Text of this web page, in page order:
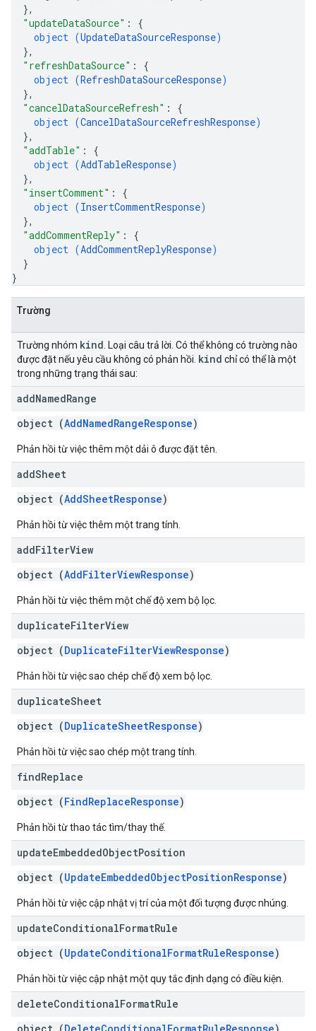
},
"updateDataSource" : {
object (UpdateDataSourceResponse)
},
"refreshDataSource" : {
object (RefreshDataSourceResponse)
},
"cancelDataSourceRefresh" : {
object (CancelDataSourceRefreshResponse)
},
"addTable" : {
object (AddTableResponse)
},
"insertComment" : {
object (InsertCommentResponse)
},
"addCommentReply" : {
object (AddCommentReplyResponse)
}
}
Trường
Trường nhóm kind . Loại câu trả lời. Có thể không có trường nào
được đặt nếu yêu cầu không có phản hồi. kind chỉ có thể là một
trong những trạng thái sau:
addNamedRange
object (AddNamedRangeResponse)
Phản hồi từ việc thêm một dải ô được đặt tên.
addSheet
object (AddSheetResponse)
Phản hồi từ việc thêm một trang tính.
addFilterView
object (AddFilterViewResponse)
Phản hồi từ việc thêm một chế độ xem bộ lọc.
duplicateFilterView
object (DuplicateFilterViewResponse)
Phản hồi từ việc sao chép chế độ xem bộ lọc.
duplicateSheet
object (DuplicateSheetResponse)
Phản hồi từ việc sao chép một trang tính.
findReplace
object (FindReplaceResponse)
Phản hồi từ thao tác tìm/thay thế.
updateEmbeddedObjectPosition
object (UpdateEmbeddedObjectPositionResponse)
Phản hồi từ việc cập nhật vị trí của một đối tượng được nhúng.
updateConditionalFormatRule
object (UpdateConditionalFormatRuleResponse)
Phản hồi từ việc cập nhật một quy tắc định dạng có điều kiện.
deleteConditionalFormatRule